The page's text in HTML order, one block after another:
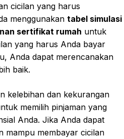
cicilan yang harus
menggunakan tabel simulasi
sertifikat rumah untuk
yang harus Anda bayar
Anda dapat merencanakan
baik.
kelebihan dan kekurangan
memilih pinjaman yang
Anda. Jika Anda dapat
mampu membayar cicilan